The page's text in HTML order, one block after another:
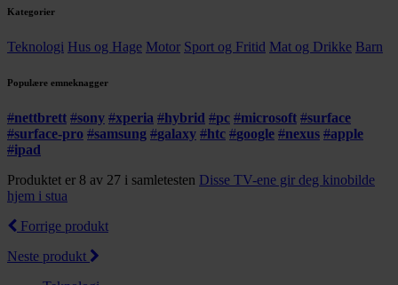
Kategorier
Teknologi Hus og Hage Motor Sport og Fritid Mat og Drikke Barn
Populære emneknagger
#nettbrett #sony #xperia #hybrid #pc #microsoft #surface
#surface-pro #samsung #galaxy #htc #google #nexus #apple
#ipad
Produktet er 8 av 27 i samletesten Disse TV-ene gir deg kinobilde
hjem i stua
Forrige produkt
Neste produkt